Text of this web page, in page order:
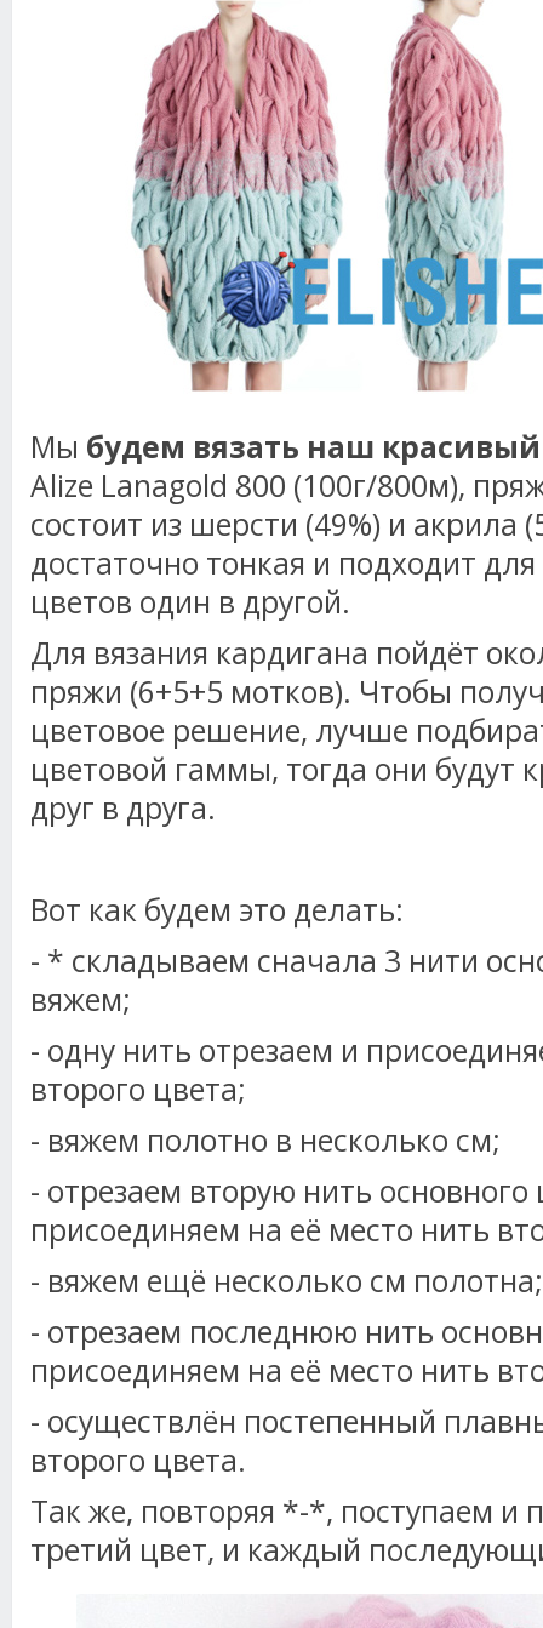
Мы будем вязать наш
Alize Lanagold 800 (100г/800м),
состоит из шерсти (49%) и акрила
достаточно тонкая и подходит
цветов один в другой.
Для вязания кардигана пойдёт
пряжи (6+5+5 мотков). Чтобы
цветовое решение, лучше
цветовой гаммы, тогда они будут
друг в друга.
Вот как будем это делать:
- * складываем сначала 3 нити
вяжем;
- одну нить отрезаем и
второго цвета;
- вяжем полотно в несколько см;
- отрезаем вторую нить основного
присоединяем на её место нить
- вяжем ещё несколько см полотна;
- отрезаем последнюю нить
присоединяем на её место нить
- осуществлён постепенный
второго цвета.
Так же, повторяя *-*, поступаем и
третий цвет, и каждый